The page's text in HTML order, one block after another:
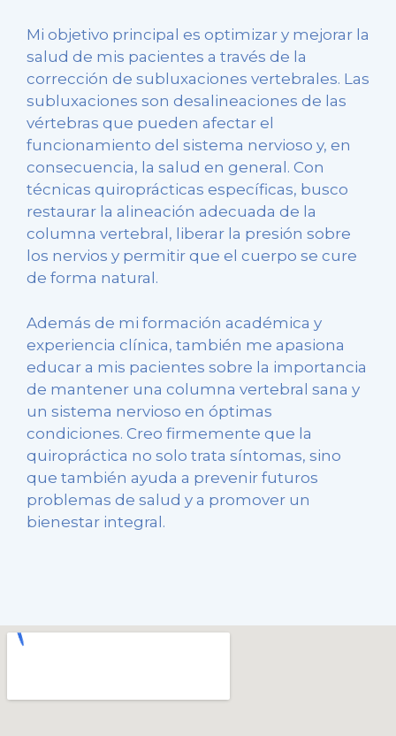
Mi objetivo principal es optimizar y mejorar la
salud de mis pacientes a través de la
corrección de subluxaciones vertebrales. Las
subluxaciones son desalineaciones de las
vértebras que pueden afectar el
funcionamiento del sistema nervioso y, en
consecuencia, la salud en general. Con
técnicas quiroprácticas específicas, busco
restaurar la alineación adecuada de la
columna vertebral, liberar la presión sobre
los nervios y permitir que el cuerpo se cure
de forma natural.
Además de mi formación académica y
experiencia clínica, también me apasiona
educar a mis pacientes sobre la importancia
de mantener una columna vertebral sana y
un sistema nervioso en óptimas
condiciones. Creo firmemente que la
quiropráctica no solo trata síntomas, sino
que también ayuda a prevenir futuros
problemas de salud y a promover un
bienestar integral.